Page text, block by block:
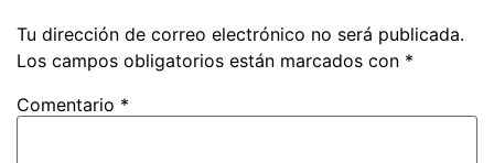
Tu dirección de correo electrónico no será publicada.
Los campos obligatorios están marcados con *
Comentario *